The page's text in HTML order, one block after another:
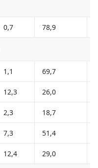
0,7 78,9
1,1 69,7
12,3 26,0
2,3 18,7
7,3 51,4
12,4 29,0